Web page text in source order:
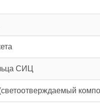
СИЦ